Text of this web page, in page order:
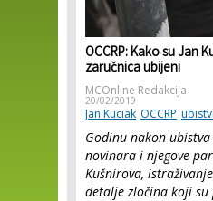
OCCRP: Kako su Jan
zaručnica ubijeni
MCOnline Redakcija
20/02/2019
Jan Kuciak OCCRP
Godinu nakon ubistva
novinara i njegove
Kušnirova,
detalje zločina koji